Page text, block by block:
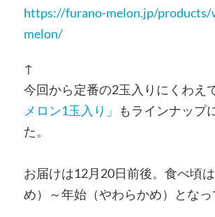
https://furano-melon.jp/
melon/
↑
今回から定番の2玉入りにくわえ
メロン1玉入り」 もラインナップ
た。
お届けは12月20日前後。食べ頃
め）～年始（やわらかめ）となっ